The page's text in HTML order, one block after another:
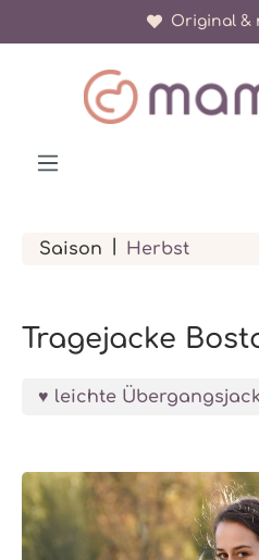
Original &
Saison Herbst
Tragejacke
leichte
Bildergalerie